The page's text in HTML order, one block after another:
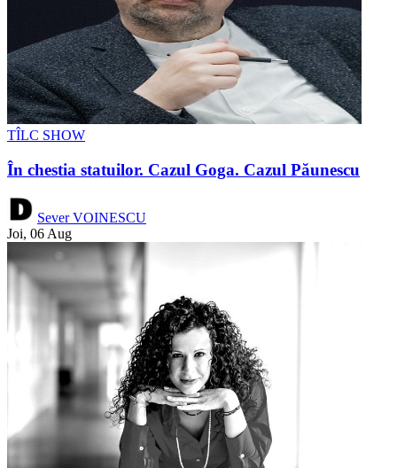
TÎLC SHOW
În chestia statuilor. Cazul Goga. Cazul Păunescu
Sever VOINESCU
Joi, 06 Aug